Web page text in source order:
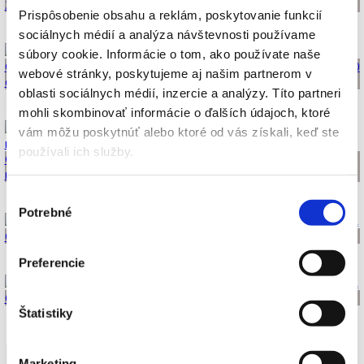
Prispôsobenie obsahu a reklám, poskytovanie funkcií
sociálnych médií a analýza návštevnosti používame
súbory cookie. Informácie o tom, ako používate naše
webové stránky, poskytujeme aj našim partnerom v
oblasti sociálnych médií, inzercie a analýzy. Títo partneri
mohli skombinovať informácie o ďalších údajoch, ktoré
vám môžu poskytnúť alebo ktoré od vás získali, keď ste
používali ich služby.
súhlasu
Potrebné
Preferencie
Štatistiky
3500 EUR
Cvetelin Cvetanov, Portrét na zákazku (Janka), olej na plátne, 50x70
cm, nepredajné
Cvetelin Cvetanov, Kohúti zápas, olej na plátne, 70x50 cm,
nepredajné
Cvetelin Cvetanov, Heaven 1, olej na plátne, 60x50cm, 1000 EUR
Cvetelin Cvetanov, Heaven 2, olej na plátne, 60x50cm, 1000 EUR